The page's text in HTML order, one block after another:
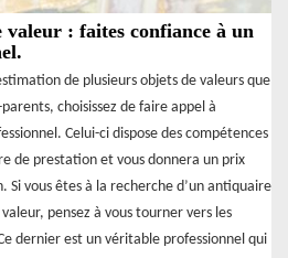
valeur : faites confiance à un
de plusieurs objets de valeurs que
choisissez de faire appel à
Celui-ci dispose des compétences
de prestation et vous donnera un prix
vous êtes à la recherche d’un antiquaire
pensez à vous tourner vers les
dernier est un véritable professionnel qui